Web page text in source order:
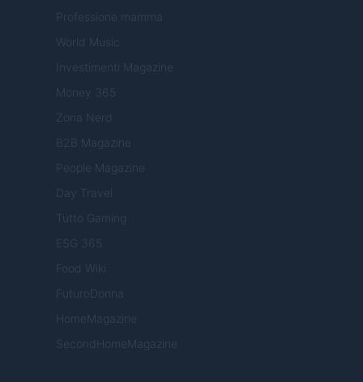
Professione mamma
World Music
Investimenti Magazine
Money 365
Zona Nerd
B2B Magazine
People Magazine
Day Travel
Tutto Gaming
ESG 365
Food Wiki
FuturoDonna
HomeMagazine
SecondHomeMagazine